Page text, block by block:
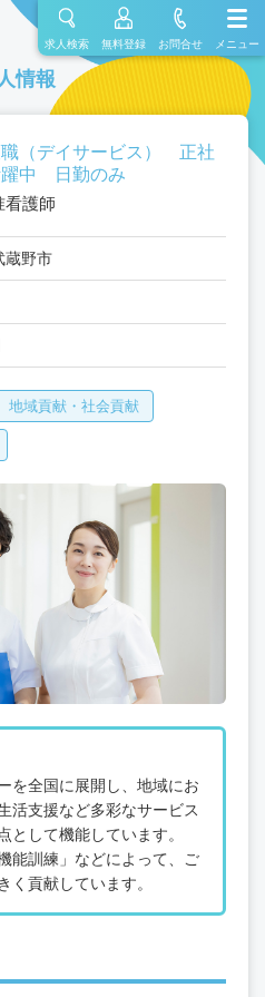
求人検索 無料登録 お問合せ メニュー
情報
（デイサービス） 正社
中 日勤のみ
看護師
蔵野市
地域貢献・社会貢献
を全国に展開し、地域にお
活支援など多彩なサービス
として機能しています。
能訓練」などによって、ご
く貢献しています。